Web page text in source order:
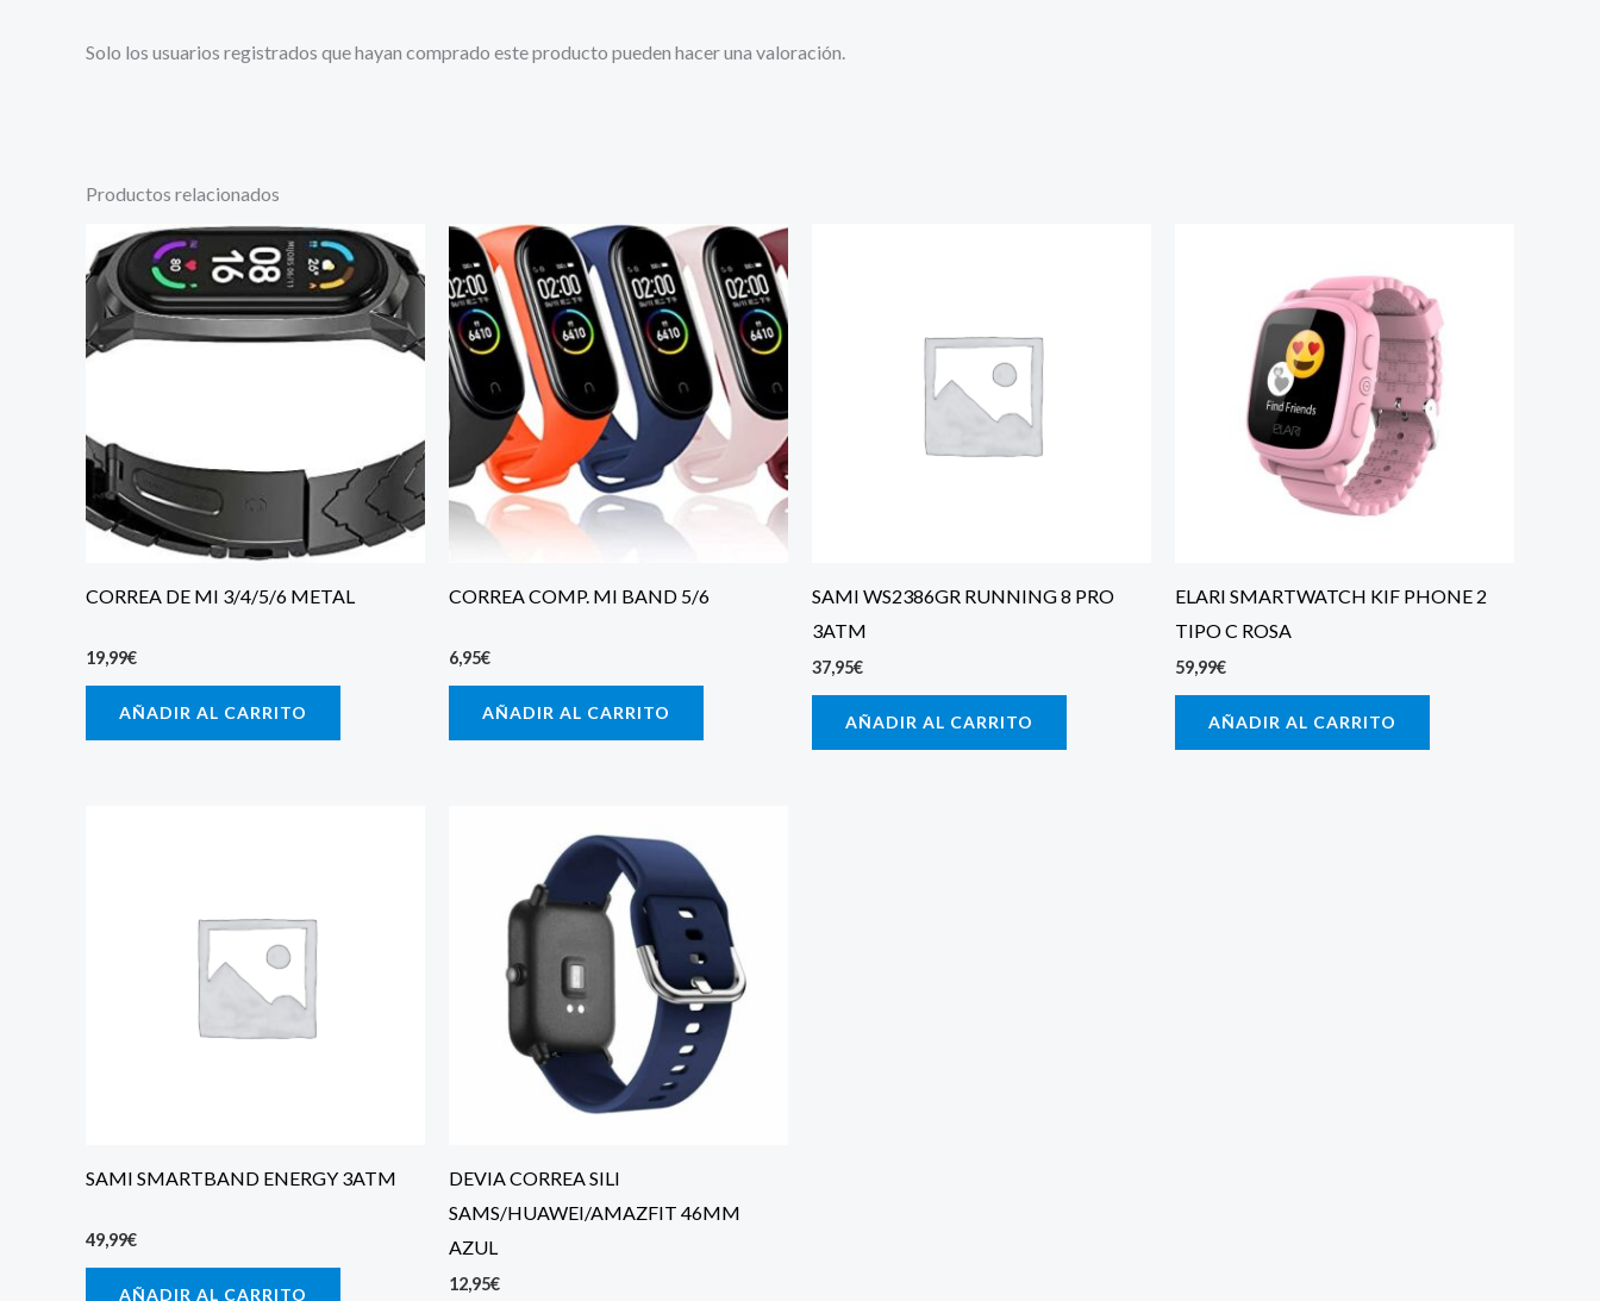
Solo los usuarios registrados que hayan comprado este producto pueden hacer una valoración.
Productos relacionados
CORREA DE MI 3/4/5/6 METAL
19,99€
AÑADIR AL CARRITO
CORREA COMP. MI BAND 5/6
6,95€
AÑADIR AL CARRITO
SAMI WS2386GR RUNNING 8 PRO
3ATM
37,95€
AÑADIR AL CARRITO
ELARI SMARTWATCH KIF PHONE 2
TIPO C ROSA
59,99€
AÑADIR AL CARRITO
SAMI SMARTBAND ENERGY 3ATM
49,99€
AÑADIR AL CARRITO
DEVIA CORREA SILI
SAMS/HUAWEI/AMAZFIT 46MM
AZUL
12,95€